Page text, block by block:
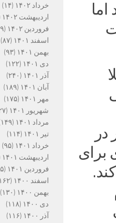
برای
خرداد ۱۴۰۲
(۱۴)
اردیبهشت ۱۴۰۲
فروردین ۱۴۰۲
(۵۹)
اسفند ۱۴۰۱
(۸۷)
بهمن ۱۴۰۱
(۹۳)
دی ۱۴۰۱
(۱۲۲)
آذر ۱۴۰۱
(۲۴۰)
آبان ۱۴۰۱
(۱۸۹)
مهر ۱۴۰۱
(۱۷۵)
شهریور ۱۴۰۱
(۱۲۷)
مرداد ۱۴۰۱
(۱۴۹)
تیر ۱۴۰۱
(۱۱۴)
خرداد ۱۴۰۱
(۹۵)
اردیبهشت ۱۴۰۱
فروردین ۱۴۰۱
(۱۱۵)
اسفند ۱۴۰۰
(۱۶۲)
بهمن ۱۴۰۰
(۱۳۰)
دی ۱۴۰۰
(۱۱۸)
آذر ۱۴۰۰
(۱۱۶)